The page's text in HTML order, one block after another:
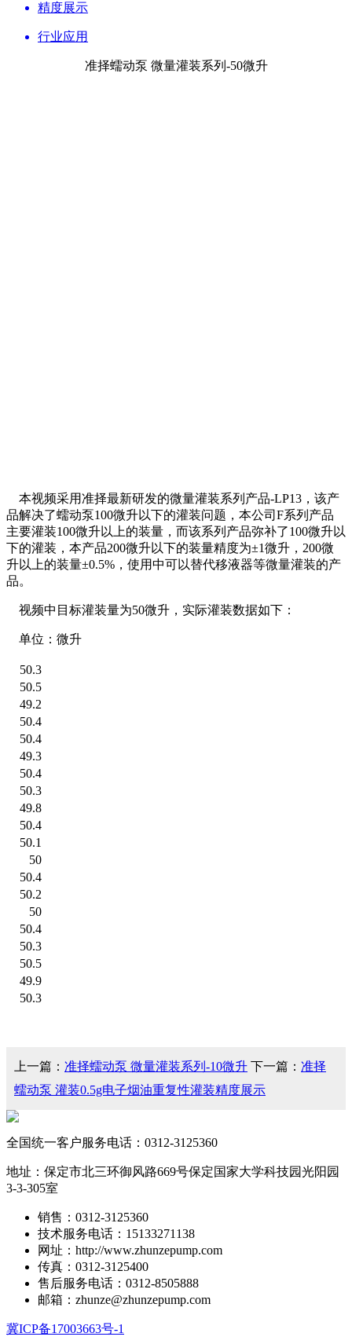
精度展示
行业应用
准择蠕动泵 微量灌装系列-50微升
本视频采用准择最新研发的微量灌装系列产品-LP13，该产
品解决了蠕动泵100微升以下的灌装问题，本公司F系列产品
主要灌装100微升以上的装量，而该系列产品弥补了100微升以
下的灌装，本产品200微升以下的装量精度为±1微升，200微
升以上的装量±0.5%，使用中可以替代移液器等微量灌装的产
品。
视频中目标灌装量为50微升，实际灌装数据如下：
单位：微升
50.3
50.5
49.2
50.4
50.4
49.3
50.4
50.3
49.8
50.4
50.1
50
50.4
50.2
50
50.4
50.3
50.5
49.9
50.3
上一篇： 准择蠕动泵 微量灌装系列-10微升 下一篇： 准择
蠕动泵 灌装0.5g电子烟油重复性灌装精度展示
全国统一客户服务电话： 0312-3125360
地址：保定市北三环御风路669号保定国家大学科技园光阳园
3-3-305室
销售：0312-3125360
技术服务电话：15133271138
网址：http://www.zhunzepump.com
传真：0312-3125400
售后服务电话：0312-8505888
邮箱：zhunze@zhunzepump.com
冀ICP备17003663号-1